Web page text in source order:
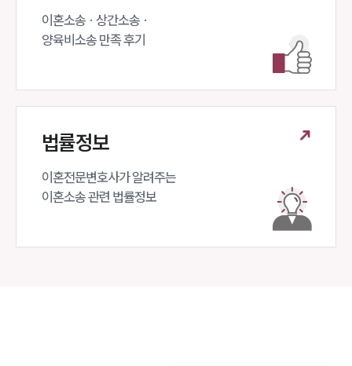
이혼소송 · 상간소송 ·
양육비소송 만족 후기
법률정보
이혼전문변호사가 알려주는
이혼소송 관련 법률정보